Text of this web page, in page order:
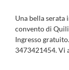
Una bella serata
convento di
Ingresso
3473421454. Vi